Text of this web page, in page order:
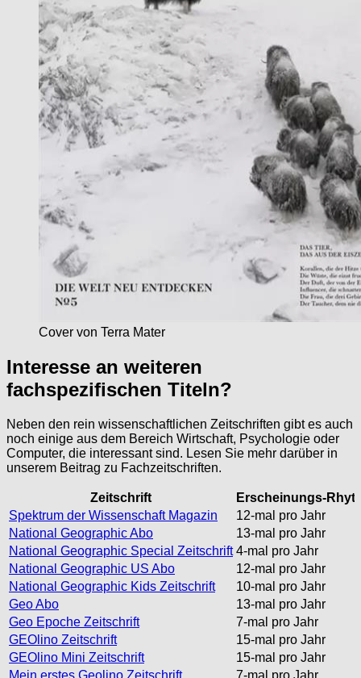
Cover von Terra Mater
Interesse an weiteren
fachspezifischen Titeln?
Neben den rein wissenschaftlichen Zeitschriften gibt es auch
noch einige aus dem Bereich Wirtschaft, Psychologie oder
Computer, die interessant sind. Lesen Sie mehr darüber in
unserem Beitrag zu Fachzeitschriften.
Zeitschrift
Erscheinungs-
Spektrum der Wissenschaft Magazin
12-mal pro Jahr
National Geographic Abo
13-mal pro Jahr
National Geographic Special Zeitschrift 4-mal pro Jahr
National Geographic US Abo
12-mal pro Jahr
National Geographic Kids Zeitschrift
10-mal pro Jahr
Geo Abo
13-mal pro Jahr
Geo Epoche Zeitschrift
7-mal pro Jahr
GEOlino Zeitschrift
15-mal pro Jahr
GEOlino Mini Zeitschrift
15-mal pro Jahr